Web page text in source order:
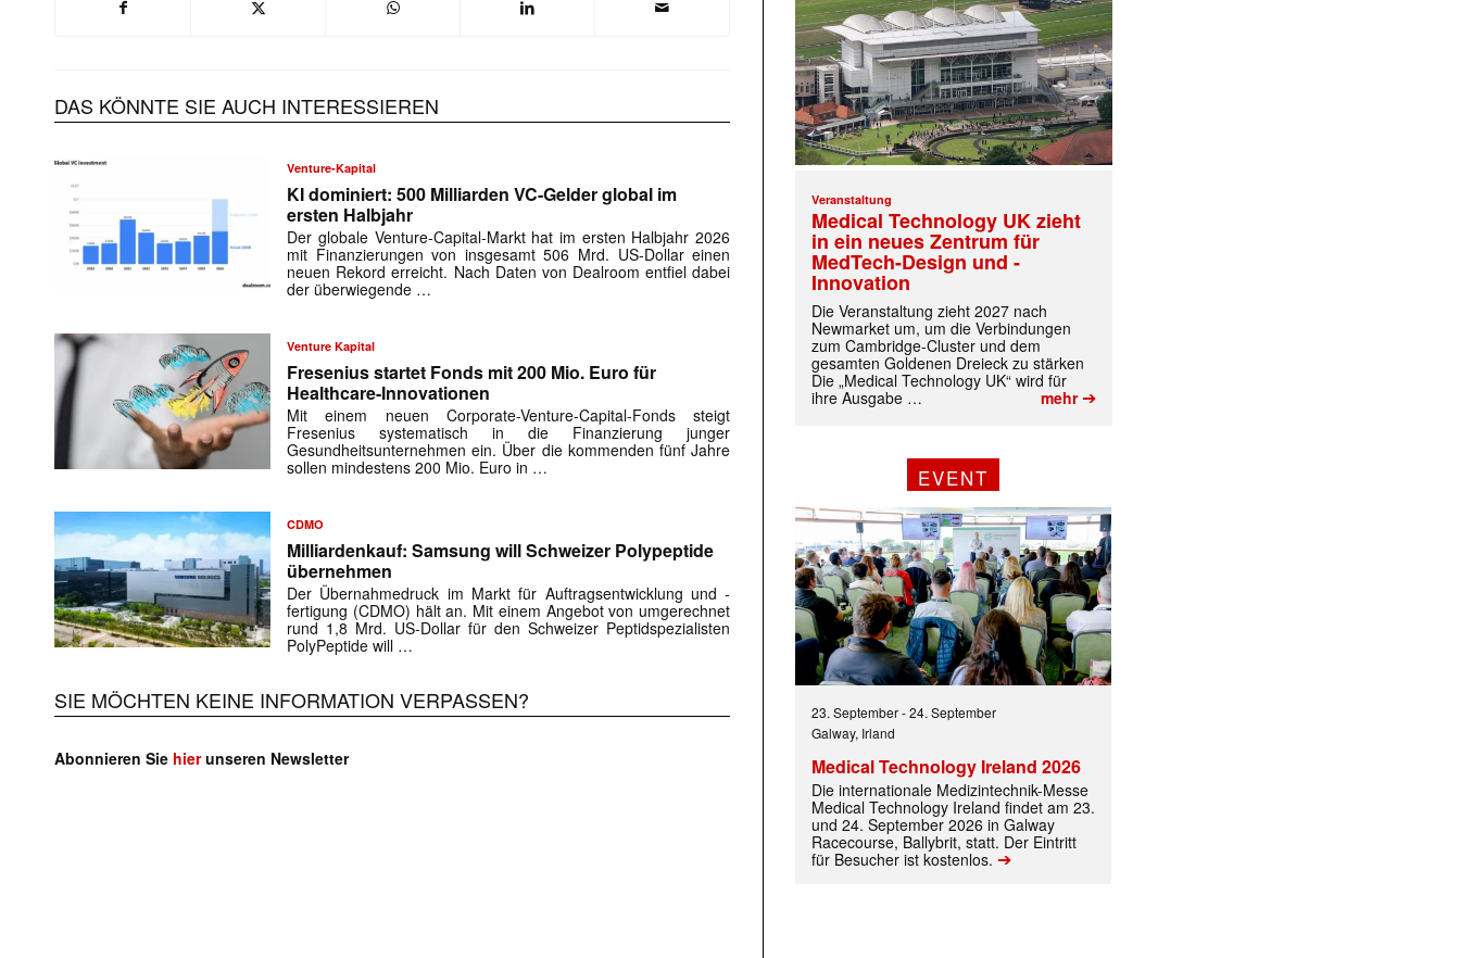
DAS KÖNNTE SIE AUCH INTERESSIEREN
Venture-Kapital
KI dominiert: 500 Milliarden VC-Gelder global im
ersten Halbjahr
Der globale Venture-Capital-Markt hat im ersten Halbjahr 2026
mit Finanzierungen von insgesamt 506 Mrd. US-Dollar einen
neuen Rekord erreicht. Nach Daten von Dealroom entfiel dabei
der überwiegende …
Venture Kapital
Fresenius startet Fonds mit 200 Mio. Euro für
Healthcare-Innovationen
Mit einem neuen Corporate-Venture-Capital-Fonds steigt
Fresenius systematisch in die Finanzierung junger
Gesundheitsunternehmen ein. Über die kommenden fünf Jahre
sollen mindestens 200 Mio. Euro in …
CDMO
Milliardenkauf: Samsung will Schweizer Polypeptide
übernehmen
Der Übernahmedruck im Markt für Auftragsentwicklung und -
fertigung (CDMO) hält an. Mit einem Angebot von umgerechnet
rund 1,8 Mrd. US-Dollar für den Schweizer Peptidspezialisten
PolyPeptide will …
SIE MÖCHTEN KEINE INFORMATION VERPASSEN?
Abonnieren Sie hierunseren Newsletter
Veranstaltung
Medical Technology UK zieht
in ein neues Zentrum für
MedTech-Design und -
Innovation
Die Veranstaltung zieht 2027 nach
Newmarket um, um die Verbindungen
zum Cambridge-Cluster und dem
gesamten Goldenen Dreieck zu stärken
Die „Medical Technology UK“ wird für
ihre Ausgabe …
mehr➔
EVENT
23. September-24. September
Galway, Irland
Medical Technology Ireland 2026
Die internationale Medizintechnik-Messe
Medical Technology Ireland findet am 23.
und 24. September 2026 in Galway
Racecourse, Ballybrit, statt. Der Eintritt
für Besucher ist kostenlos. ➔